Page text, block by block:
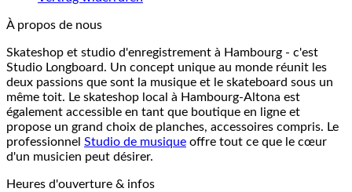
À propos de nous
Skateshop et studio d'enregistrement à Hambourg - c'est
Studio Longboard. Un concept unique au monde réunit les
deux passions que sont la musique et le skateboard sous un
même toit. Le skateshop local à Hambourg-Altona est
également accessible en tant que boutique en ligne et
propose un grand choix de planches, accessoires compris. Le
professionnel Studio de musique offre tout ce que le cœur
d'un musicien peut désirer.
Heures d'ouverture & infos